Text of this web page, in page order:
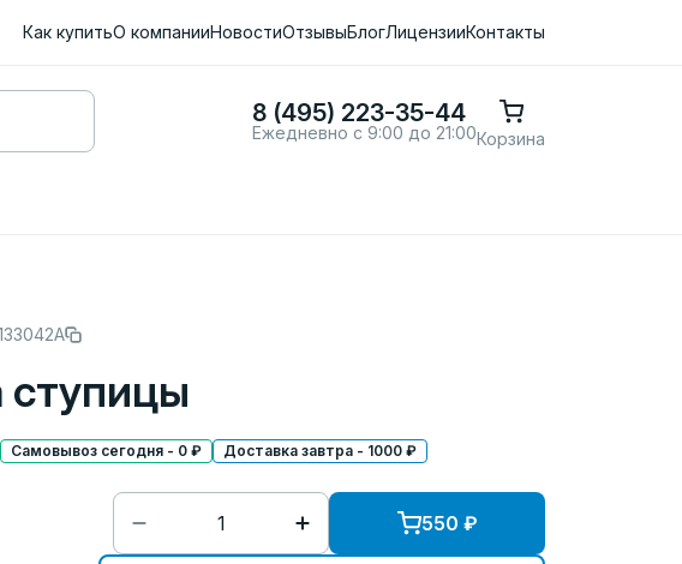
Как купитьО компанииНовостиОтзывыБлогЛицензииКонтакты
8 (495) 223-35-44
Ежедневно с 9:00 до 21:00Корзина
ступицы
Самовывоз сегодня - 0 ₽ Доставка завтра - 1000 ₽
550 ₽